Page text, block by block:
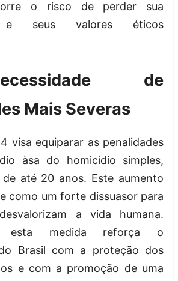
o risco de perder sua
e seus valores éticos
de
Mais Severas
visa equiparar as penalidades
àsa do homicídio simples,
até 20 anos. Este aumento
como um forte dissuasor para
a vida humana.
esta medida reforça o
Brasil com a proteção dos
e com a promoção de uma